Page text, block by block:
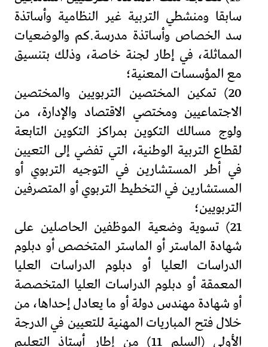
سابقا ومنشطي التربية غير النظامية وأساتذة
سد الخصاص وأساتذة مدرسة.كم والوضعيات
المماثلة، في إطار لجنة خاصة، وذلك بتنسيق
مع المؤسسات المعنية؛
20) تمكين المختصين التربويين والمختصين
الاجتماعيين ومختصي الاقتصاد والإدارة، من
ولوج مسالك التكوين بمراكز التكوين التابعة
لقطاع التربية الوطنية، التي تفضي إلى التعيين
في أطر المستشارين في التوجيه التربوي أو
المستشارين في التخطيط التربوي أو المتصرفين
التربويين؛
21) تسوية وضعية الموظفين الحاصلين على
شهادة الماستر أو الماستر المتخصص أو دبلوم
الدراسات العليا أو دبلوم الدراسات العليا
المعمقة أو دبلوم الدراسات العليا المتخصصة
أو شهادة مهندس دولة أو ما يعادل إحداها، من
خلال فتح المباريات المهنية للتعيين في الدرجة